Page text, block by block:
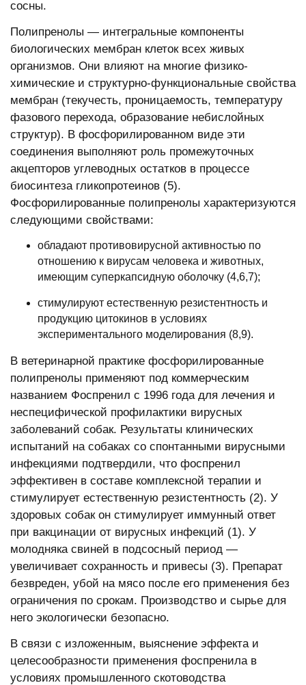
сосны.
Полипренолы — интегральные компоненты
биологических мембран клеток всех живых
организмов. Они влияют на многие физико-
химические и структурно-функциональные свойства
мембран (текучесть, проницаемость, температуру
фазового перехода, образование небислойных
структур). В фосфорилированном виде эти
соединения выполняют роль промежуточных
акцепторов углеводных остатков в процессе
биосинтеза гликопротеинов (5).
Фосфорилированные полипренолы характеризуются
следующими свойствами:
обладают противовирусной активностью по
отношению к вирусам человека и животных,
имеющим суперкапсидную оболочку (4,6,7);
стимулируют естественную резистентность и
продукцию цитокинов в условиях
экспериментального моделирования (8,9).
В ветеринарной практике фосфорилированные
полипренолы применяют под коммерческим
названием Фоспренил с 1996 года для лечения и
неспецифической профилактики вирусных
заболеваний собак. Результаты клинических
испытаний на собаках со спонтанными вирусными
инфекциями подтвердили, что фоспренил
эффективен в составе комплексной терапии и
стимулирует естественную резистентность (2). У
здоровых собак он стимулирует иммунный ответ
при вакцинации от вирусных инфекций (1). У
молодняка свиней в подсосный период —
увеличивает сохранность и привесы (3). Препарат
безвреден, убой на мясо после его применения без
ограничения по срокам. Производство и сырье для
него экологически безопасно.
В связи с изложенным, выяснение эффекта и
целесообразности применения фоспренила в
условиях промышленного скотоводства